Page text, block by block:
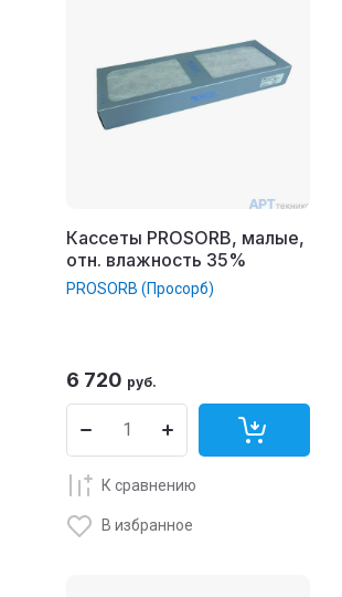
Кассеты PROSORB, малые,
отн. влажность 35%
PROSORB (Просорб)
6 720 руб.
К сравнению
В избранное